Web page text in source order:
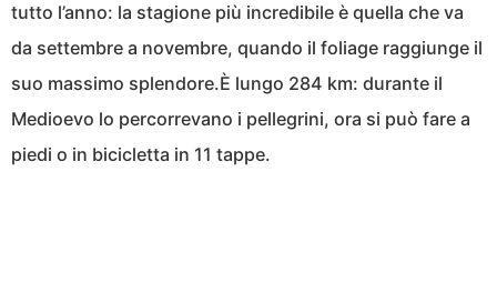
tutto l’anno: la stagione più incredibile è quella che va
da settembre a novembre, quando il foliage raggiunge il
suo massimo splendore.È lungo 284 km: durante il
Medioevo lo percorrevano i pellegrini, ora si può fare a
piedi o in bicicletta in 11 tappe.